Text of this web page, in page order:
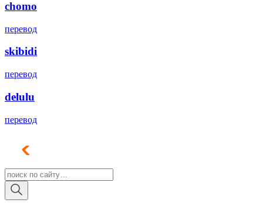
chomo
перевод
skibidi
перевод
delulu
перевод